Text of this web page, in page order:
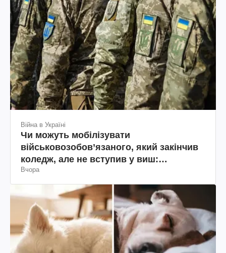
Війна в Україні
Чи можуть мобілізувати
військовозобов’язаного, який закінчив
коледж, але не вступив у виш:
пояснення юриста
Вчора